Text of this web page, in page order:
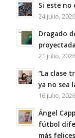
Si este no
24 julio,
Dragado
21 julio,
“La clase
ya no sea
16 julio,
Ángel
fútbol
más